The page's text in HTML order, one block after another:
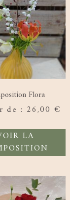
Flora
de : 26,00€
LA